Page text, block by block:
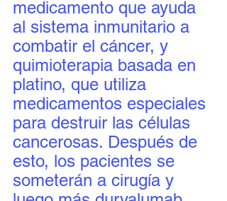
medicamento que ayuda
al sistema inmunitario a
combatir el cáncer, y
quimioterapia basada en
platino, que utiliza
medicamentos especiales
para destruir las células
cancerosas. Después de
esto, los pacientes se
someterán a cirugía y